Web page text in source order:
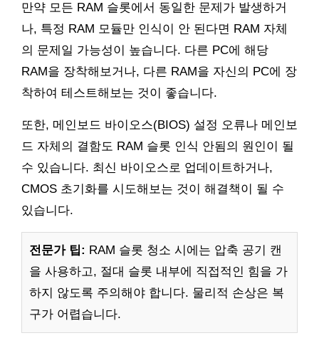
만약 모든 RAM 슬롯에서 동일한 문제가 발생하거
나, 특정 RAM 모듈만 인식이 안 된다면 RAM 자체
의 문제일 가능성이 높습니다. 다른 PC에 해당
RAM을 장착해보거나, 다른 RAM을 자신의 PC에 장
착하여 테스트해보는 것이 좋습니다.
또한, 메인보드 바이오스(BIOS) 설정 오류나 메인보
드 자체의 결함도 RAM 슬롯 인식 안됨의 원인이 될
수 있습니다. 최신 바이오스로 업데이트하거나,
CMOS 초기화를 시도해보는 것이 해결책이 될 수
있습니다.
전문가 팁: RAM 슬롯 청소 시에는 압축 공기 캔
을 사용하고, 절대 슬롯 내부에 직접적인 힘을 가
하지 않도록 주의해야 합니다. 물리적 손상은 복
구가 어렵습니다.